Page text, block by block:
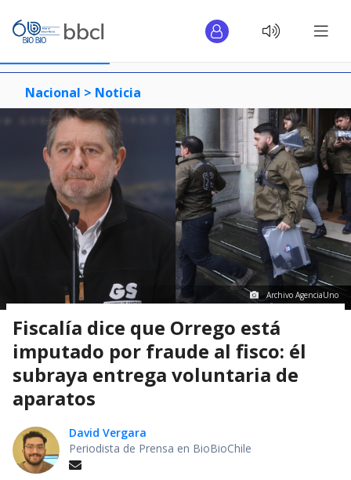
Nacional > Noticia
Archivo AgenciaUno
Fiscalía dice que Orrego está
imputado por fraude al fisco: él
subraya entrega voluntaria de
aparatos
David Vergara
Periodista de Prensa en BioBioChile